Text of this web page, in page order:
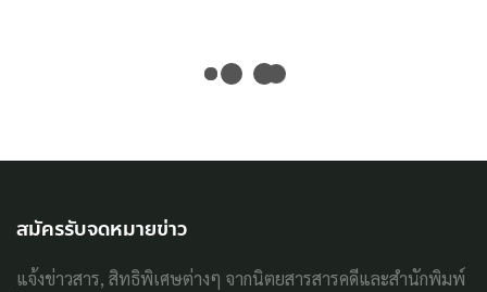
สมัครรับจดหมายข่าว
แจ้งข่าวสาร, สิทธิพิเศษต่างๆ จากนิตยสารสารคดีและสำนักพิมพ์